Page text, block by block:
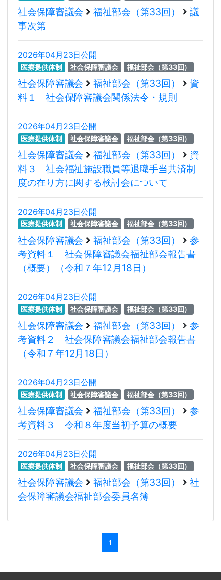
社会保障審議会 福祉部会（第33回）
議
事次第
2026年04月23日公開
医療提供体制 社会保障審議会 福祉部会（第33回）
社会保障審議会 福祉部会（第33回）
資
料１ 社会保障審議会関係法令・規則
2026年04月23日公開
医療提供体制 社会保障審議会 福祉部会（第33回）
社会保障審議会 福祉部会（第33回）
資
料３ 社会福祉施設職員等退職手当共済制
度の在り方に関する検討会について
2026年04月23日公開
医療提供体制 社会保障審議会 福祉部会（第33回）
社会保障審議会 福祉部会（第33回）
参
考資料１ 社会保障審議会福祉部会報告書
（概要）（令和７年12月18日）
2026年04月23日公開
医療提供体制 社会保障審議会 福祉部会（第33回）
社会保障審議会 福祉部会（第33回）
参
考資料２ 社会保障審議会福祉部会報告書
（令和７年12月18日）
2026年04月23日公開
医療提供体制 社会保障審議会 福祉部会（第33回）
社会保障審議会 福祉部会（第33回）
参
考資料３ 令和８年度当初予算の概要
2026年04月23日公開
医療提供体制 社会保障審議会 福祉部会（第33回）
社会保障審議会 福祉部会（第33回）
社
会保障審議会福祉部会委員名簿
1